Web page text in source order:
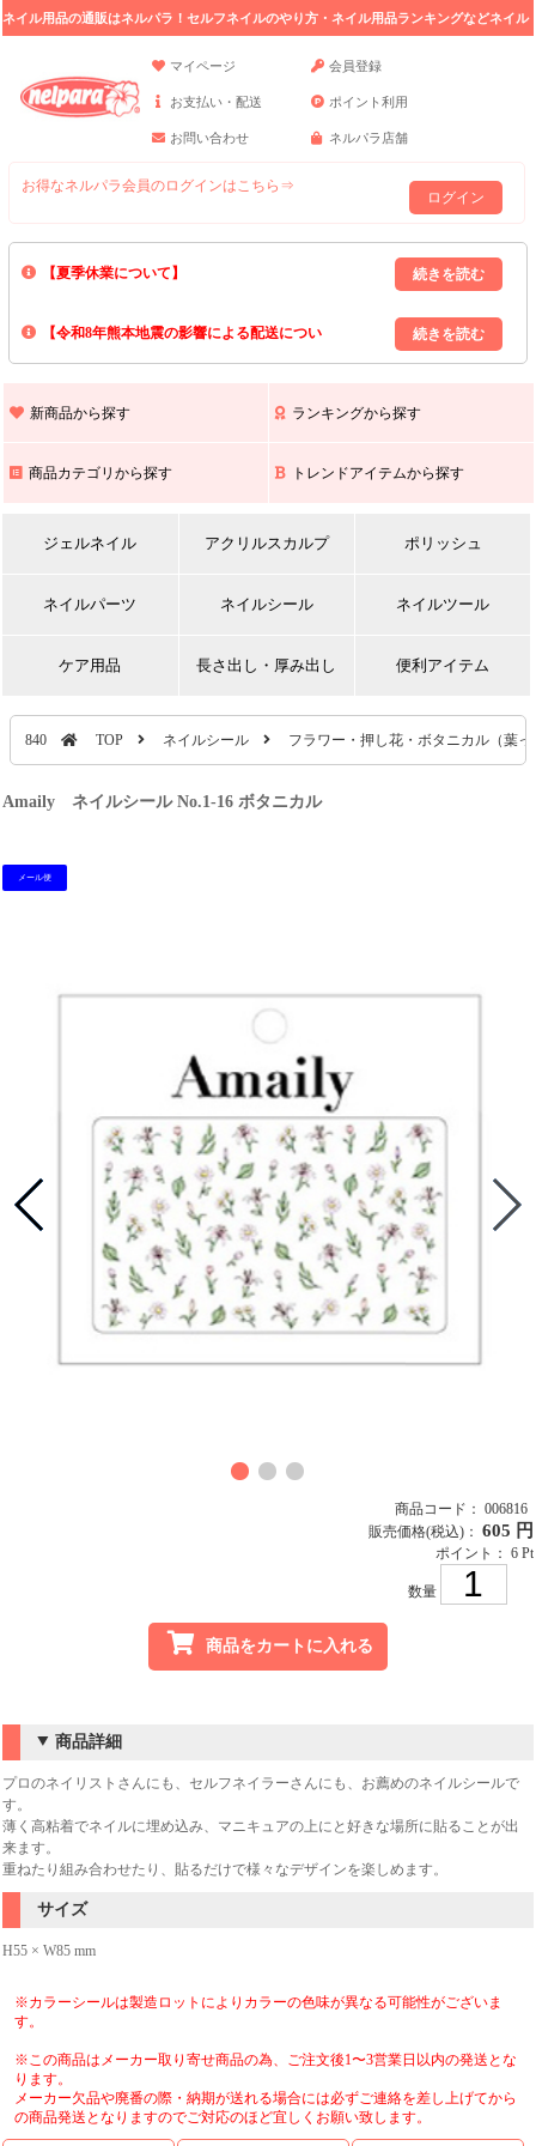
ネイル用品の通販はネルパラ！セルフネイルのやり方・ネイル用品ランキングなどネイル
マイページ
会員登録
お支払い・配送 ポイント利用
お問い合わせ ネルパラ店舗
お得なネルパラ会員のログインはこちら⇒
ログイン
【夏季休業について】
8/13(木)～8/16(日)の間｢出荷業務・お問い合わせ業務｣はお休みいたしま
上記期間中のご注文・お問い合わせは8/17(月)以降の対応となりますので
【令和8年熊本地震の影響による配送につい
また､ 九州全域でお荷物のお届けに遅延が生じております｡
新商品から探す ランキングから探す
商品カテゴリから探す トレンドアイテムから探す
ジェルネイル アクリルスカルプ ポリッシュ
ネイルパーツ ネイルシール ネイルツール
ケア用品 長さ出し・厚み出し 便利アイテム
840 TOP ネイルシール フラワー・押し花・ボタニカル（葉
Amaily ネイルシール No.1-16 ボタニカル
メール便
商品コード： 006816
販売価格(税込)： 605 円
ポイント： 6 Pt
数量
商品をカートに入れる
商品詳細
プロのネイリストさんにも、セルフネイラーさんにも、お薦めのネイルシールで
す。
薄く高粘着でネイルに埋め込み、マニキュアの上にと好きな場所に貼ることが出
来ます。
重ねたり組み合わせたり、貼るだけで様々なデザインを楽しめます。
サイズ
H55 × W85 mm
※カラーシールは製造ロットによりカラーの色味が異なる可能性がございま
す。
※この商品はメーカー取り寄せ商品の為、ご注文後1〜3営業日以内の発送とな
ります。
メーカー欠品や廃番の際・納期が送れる場合には必ずご連絡を差し上げてから
の商品発送となりますのでご対応のほど宜しくお願い致します。